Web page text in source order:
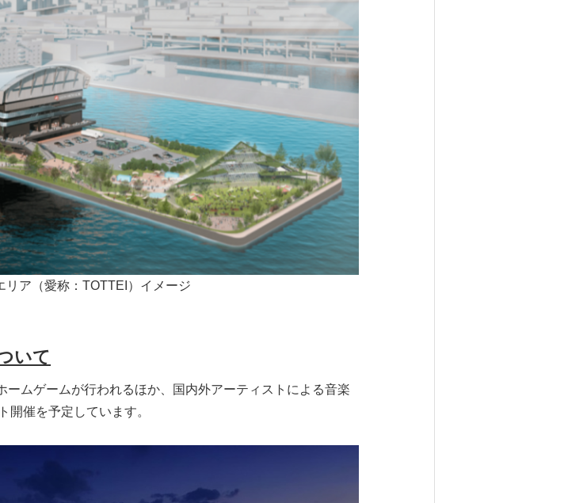
リア（愛称：TOTTEI）イメージ
いて
ムゲームが行われるほか、国内外アーティストによる音楽
開催を予定しています。